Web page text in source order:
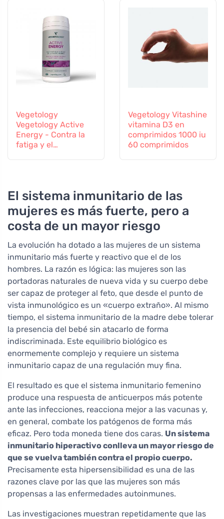
Vegetology
Vegetology Active
Energy - Contra la
fatiga y el
Vegetology Vitashine
vitamina D3 en
comprimidos 1000 iu
60 comprimidos
El sistema inmunitario de las
mujeres es más fuerte, pero a
costa de un mayor riesgo
La evolución ha dotado a las mujeres de un sistema
inmunitario más fuerte y reactivo que el de los
hombres. La razón es lógica: las mujeres son las
portadoras naturales de nueva vida y su cuerpo debe
ser capaz de proteger al feto, que desde el punto de
vista inmunológico es un «cuerpo extraño». Al mismo
tiempo, el sistema inmunitario de la madre debe tolerar
la presencia del bebé sin atacarlo de forma
indiscriminada. Este equilibrio biológico es
enormemente complejo y requiere un sistema
inmunitario capaz de una regulación muy fina.
El resultado es que el sistema inmunitario femenino
produce una respuesta de anticuerpos más potente
ante las infecciones, reacciona mejor a las vacunas y,
en general, combate los patógenos de forma más
eficaz. Pero toda moneda tiene dos caras. Un sistema
inmunitario hiperactivo conlleva un mayor riesgo de
que se vuelva también contra el propio cuerpo.
Precisamente esta hipersensibilidad es una de las
razones clave por las que las mujeres son más
propensas a las enfermedades autoinmunes.
Las investigaciones muestran repetidamente que las